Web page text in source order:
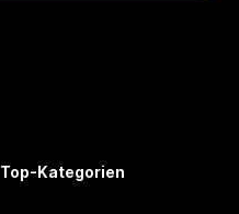
Top-Kategorien